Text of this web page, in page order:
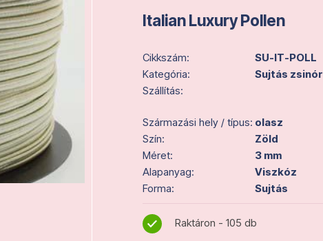
Italian Luxury Pollen
Cikkszám:
SU-IT-POLL
Kategória:
Sujtás zsinór
Szállítás:
Származási hely / típus: olasz
Szín:
Zöld
Méret:
3 mm
Alapanyag:
Viszkóz
Forma:
Sujtás
Raktáron - 105 db